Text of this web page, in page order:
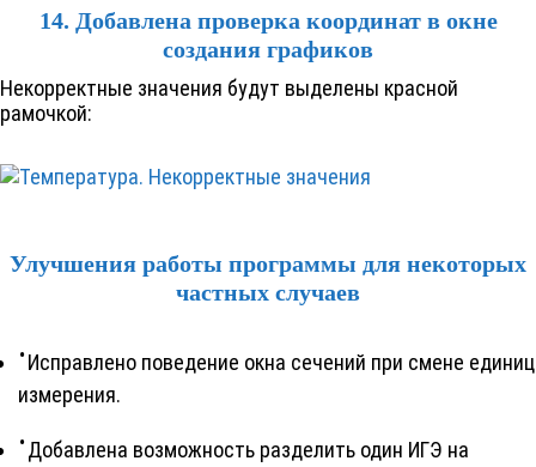
14. Добавлена проверка координат в окне
создания графиков
Некорректные значения будут выделены красной
рамочкой:
Улучшения работы программы для некоторых
частных случаев
Исправлено поведение окна сечений при смене единиц
измерения.
Добавлена возможность разделить один ИГЭ на